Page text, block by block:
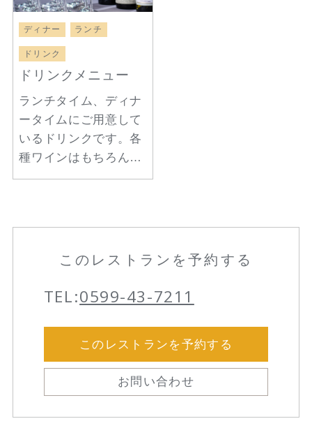
ディナー ランチ
ドリンク
ドリンクメニュー
ランチタイム、ディナ
ータイムにご用意して
いるドリンクです。各
種ワインはもちろんの
こと、三重の地酒やビ
グセットもお楽しみい
このレストランを予約する
TEL:0599-43-7211
このレストランを予約する
お問い合わせ